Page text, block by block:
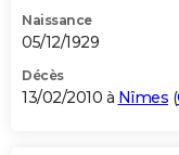
Naissance
05/12/1929
Décès
13/02/2010 à Nîmes (